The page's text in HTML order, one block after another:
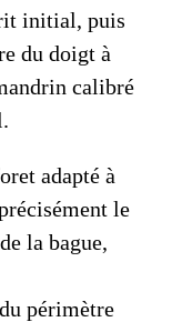
initial, puis
du doigt à
calibré
adapté à
le
la bague,
périmètre